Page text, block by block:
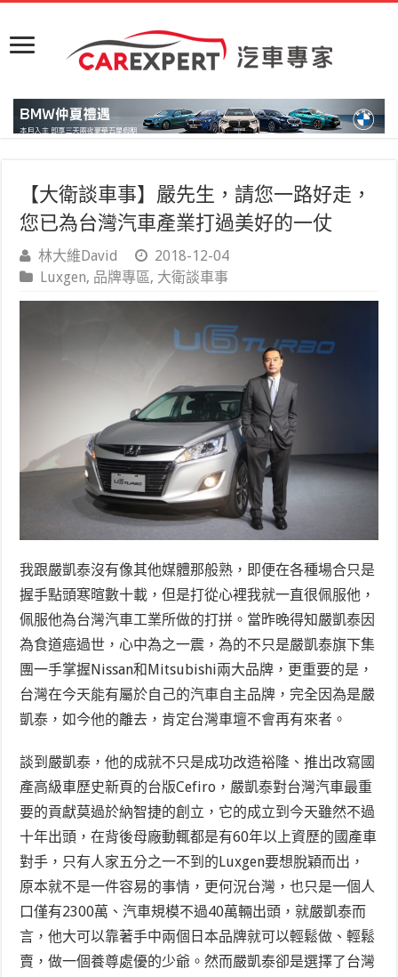
【大衛談車事】嚴先生，請您一路好走，
您已為台灣汽車產業打過美好的一仗
林大維David
2018-12-04
Luxgen, 品牌專區, 大衛談車事
我跟嚴凱泰沒有像其他媒體那般熟，即便在各種場合只是
握手點頭寒暄數十載，但是打從心裡我就一直很佩服他，
佩服他為台灣汽車工業所做的打拼。當昨晚得知嚴凱泰因
為食道癌過世，心中為之一震，為的不只是嚴凱泰旗下集
團一手掌握Nissan和Mitsubishi兩大品牌，更重要的是，
台灣在今天能有屬於自己的汽車自主品牌，完全因為是嚴
凱泰，如今他的離去，肯定台灣車壇不會再有來者。
談到嚴凱泰，他的成就不只是成功改造裕隆、推出改寫國
產高級車歷史新頁的台版Cefiro，嚴凱泰對台灣汽車最重
要的貢獻莫過於納智捷的創立，它的成立到今天雖然不過
十年出頭，在背後母廠動輒都是有60年以上資歷的國產車
對手，只有人家五分之一不到的Luxgen要想脫穎而出，
原本就不是一件容易的事情，更何況台灣，也只是一個人
口僅有2300萬、汽車規模不過40萬輛出頭，就嚴凱泰而
言，他大可以靠著手中兩個日本品牌就可以輕鬆做、輕鬆
賣，做一個養尊處優的少爺。然而嚴凱泰卻是選擇了台灣